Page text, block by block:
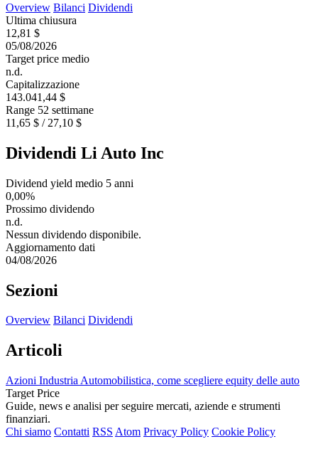
Overview Bilanci Dividendi
Ultima chiusura
12,81 $
05/08/2026
Target price medio
n.d.
Capitalizzazione
143.041,44 $
Range 52 settimane
11,65 $ / 27,10 $
Dividendi Li Auto Inc
Dividend yield medio 5 anni
0,00%
Prossimo dividendo
n.d.
Nessun dividendo disponibile.
Aggiornamento dati
04/08/2026
Sezioni
Overview Bilanci Dividendi
Articoli
Azioni Industria Automobilistica, come scegliere equity delle auto
Target Price
Guide, news e analisi per seguire mercati, aziende e strumenti
finanziari.
Chi siamo Contatti RSS Atom Privacy Policy Cookie Policy